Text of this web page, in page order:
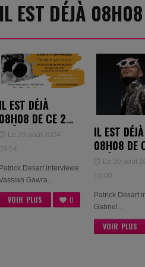
IL EST DÉJÀ
IL EST DÉJÀ
08H08 DE CE 29
2024 -
VASSIAN GAWRA
Le 29 août 2024 -
09:54
Patrick Desart interviewe
Gawra...
VOIR PLUS 0
IL EST DÉJÀ
08H08 DE
AOÛT
GABRIEL
Le 30 août
10:00
Patrick Desart
Gabriel...
VOIR PLUS